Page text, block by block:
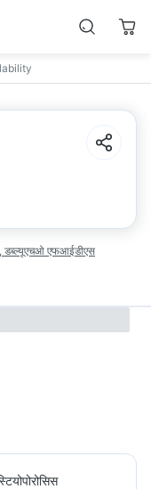
डब्ल्यूएचओ एफआईडीएस